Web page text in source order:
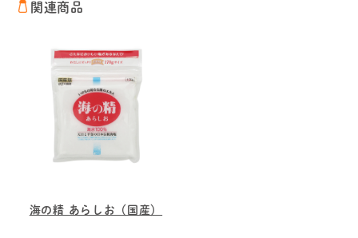
関連商品
海の精 あらしお（国産）